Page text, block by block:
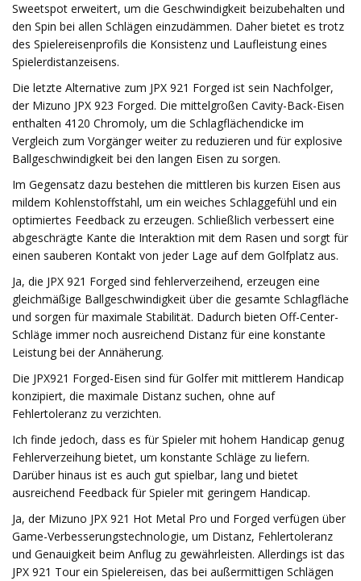
Sweetspot erweitert, um die Geschwindigkeit beizubehalten und
den Spin bei allen Schlägen einzudämmen. Daher bietet es trotz
des Spielereisenprofils die Konsistenz und Laufleistung eines
Spielerdistanzeisens.
Die letzte Alternative zum JPX 921 Forged ist sein Nachfolger,
der Mizuno JPX 923 Forged. Die mittelgroßen Cavity-Back-Eisen
enthalten 4120 Chromoly, um die Schlagflächendicke im
Vergleich zum Vorgänger weiter zu reduzieren und für explosive
Ballgeschwindigkeit bei den langen Eisen zu sorgen.
Im Gegensatz dazu bestehen die mittleren bis kurzen Eisen aus
mildem Kohlenstoffstahl, um ein weiches Schlaggefühl und ein
optimiertes Feedback zu erzeugen. Schließlich verbessert eine
abgeschrägte Kante die Interaktion mit dem Rasen und sorgt für
einen sauberen Kontakt von jeder Lage auf dem Golfplatz aus.
Ja, die JPX 921 Forged sind fehlerverzeihend, erzeugen eine
gleichmäßige Ballgeschwindigkeit über die gesamte Schlagfläche
und sorgen für maximale Stabilität. Dadurch bieten Off-Center-
Schläge immer noch ausreichend Distanz für eine konstante
Leistung bei der Annäherung.
Die JPX921 Forged-Eisen sind für Golfer mit mittlerem Handicap
konzipiert, die maximale Distanz suchen, ohne auf
Fehlertoleranz zu verzichten.
Ich finde jedoch, dass es für Spieler mit hohem Handicap genug
Fehlerverzeihung bietet, um konstante Schläge zu liefern.
Darüber hinaus ist es auch gut spielbar, lang und bietet
ausreichend Feedback für Spieler mit geringem Handicap.
Ja, der Mizuno JPX 921 Hot Metal Pro und Forged verfügen über
Game-Verbesserungstechnologie, um Distanz, Fehlertoleranz
und Genauigkeit beim Anflug zu gewährleisten. Allerdings ist das
JPX 921 Tour ein Spielereisen, das bei außermittigen Schlägen